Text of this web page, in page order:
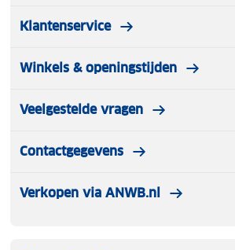
Klantenservice
Winkels & openingstijden
Veelgestelde vragen
Contactgegevens
Verkopen via ANWB.nl